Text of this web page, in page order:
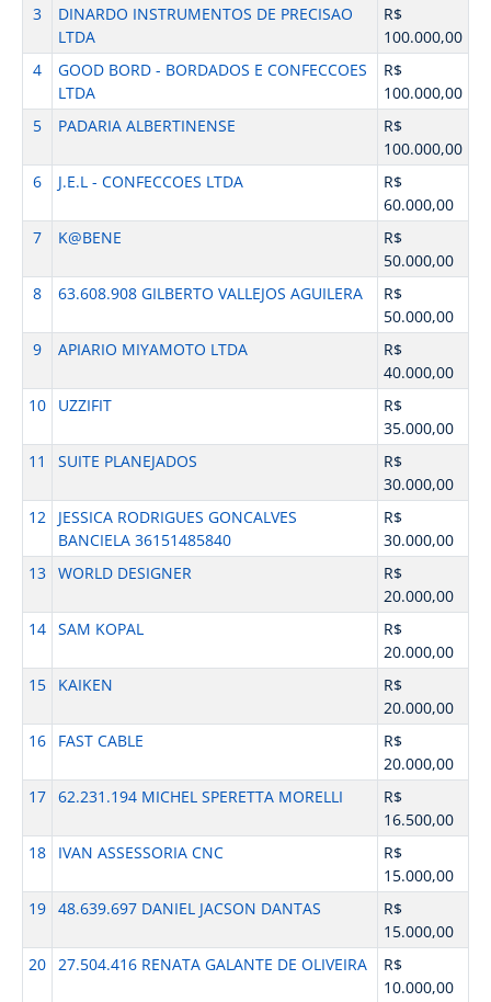
3
DINARDO INSTRUMENTOS DE PRECISAO
LTDA
R$
100.000,00
4
GOOD BORD - BORDADOS E CONFECCOES
LTDA
R$
100.000,00
5
PADARIA ALBERTINENSE
R$
100.000,00
6
J.E.L - CONFECCOES LTDA
R$
60.000,00
7
K@BENE
R$
50.000,00
8
63.608.908 GILBERTO VALLEJOS AGUILERA
R$
50.000,00
9
APIARIO MIYAMOTO LTDA
R$
40.000,00
10
UZZIFIT
R$
35.000,00
11
SUITE PLANEJADOS
R$
30.000,00
12
JESSICA RODRIGUES GONCALVES
BANCIELA 36151485840
R$
30.000,00
13 WORLD DESIGNER
R$
20.000,00
14 SAM KOPAL
R$
20.000,00
15
KAIKEN
R$
20.000,00
16
FAST CABLE
R$
20.000,00
17 62.231.194 MICHEL SPERETTA MORELLI
R$
16.500,00
18
IVAN ASSESSORIA CNC
R$
15.000,00
19 48.639.697 DANIEL JACSON DANTAS
R$
15.000,00
20 27.504.416 RENATA GALANTE DE OLIVEIRA
R$
10.000,00